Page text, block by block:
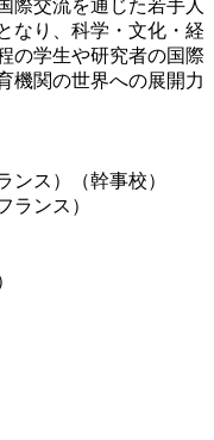
際交流を通じた若手人
なり、科学・文化・経
の学生や研究者の国際
機関の世界への展開力
ス）（幹事校）
ンス）